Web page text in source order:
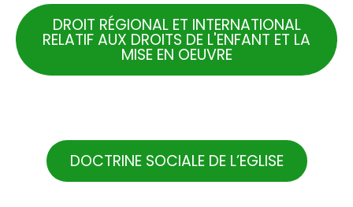
DROIT RÉGIONAL ET INTERNATIONAL
RELATIF AUX DROITS DE L'ENFANT ET LA
MISE EN OEUVRE
DOCTRINE SOCIALE DE L’EGLISE